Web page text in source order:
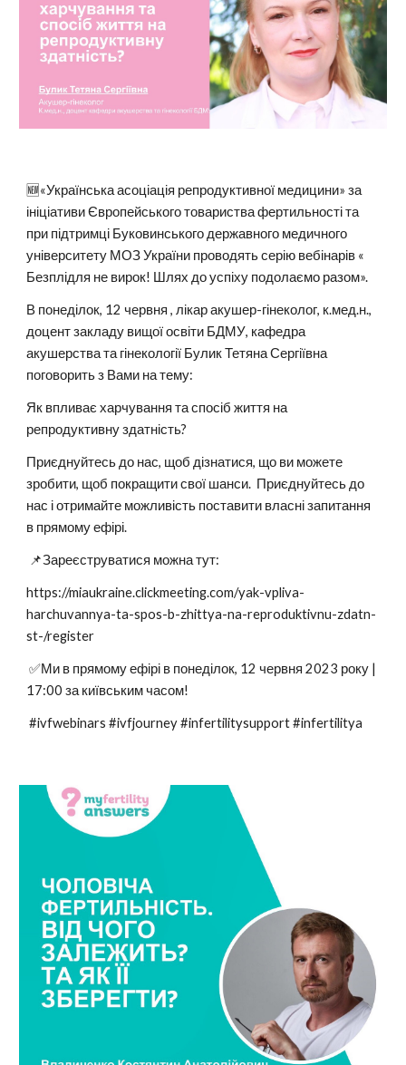
🆕«Українська асоціація репродуктивної медицини» за
ініціативи Європейського товариства фертильності та
при підтримці Буковинського державного медичного
університету МОЗ України проводять серію вебінарів «
Безплідля не вирок! Шлях до успіху подолаємо разом».
В понеділок, 12 червня , лікар акушер-гінеколог, к.мед.н.,
доцент закладу вищої освіти БДМУ, кафедра
акушерства та гінекології Булик Тетяна Сергіївна
поговорить з Вами на тему:
Як впливає харчування та спосіб життя на
репродуктивну здатність?
Приєднуйтесь до нас, щоб дізнатися, що ви можете
зробити, щоб покращити свої шанси. Приєднуйтесь до
нас і отримайте можливість поставити власні запитання
в прямому ефірі.
📌Зареєструватися можна тут:
https://miaukraine.clickmeeting.com/yak-vpliva-
harchuvannya-ta-spos-b-zhittya-na-reproduktivnu-zdatn-
st-/register
✅Ми в прямому ефірі в понеділок, 12 червня 2023 року |
17:00 за київським часом!
#ivfwebinars #ivfjourney #infertilitysupport #infertilitya